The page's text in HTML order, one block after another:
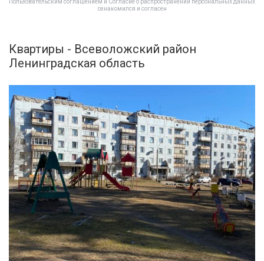
ознакомился и согласен
Квартиры - Всеволожский район
Ленинградская область